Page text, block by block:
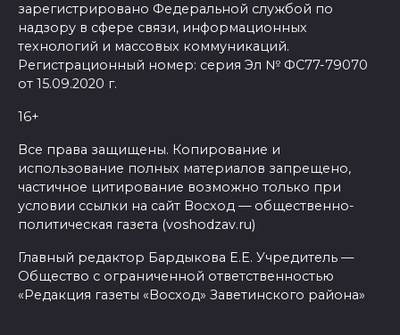
зарегистрировано Федеральной службой по
надзору в сфере связи, информационных
технологий и массовых коммуникаций.
Регистрационный номер: серия Эл № ФС77-79070
от 15.09.2020 г.
16+
Все права защищены. Копирование и
использование полных материалов запрещено,
частичное цитирование возможно только при
условии ссылки на сайт Восход — общественно-
политическая газета (voshodzav.ru)
Главный редактор Бардыкова Е.Е. Учредитель —
Общество с ограниченной ответственностью
«Редакция газеты «Восход» Заветинского района»